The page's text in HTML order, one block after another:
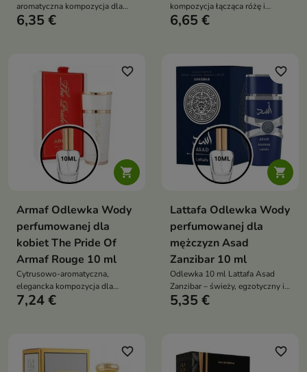
aromatyczna kompozycja dla
mężczyzn, łącząca mleczną
sandałowca i ambroksanu
6,35 €
kompozycja łącząca różę i
jaśmin z balsamiczną,
6,65 €

favorite_border
Armaf Odlewka Wody
perfumowanej dla
kobiet The Pride Of
Armaf Rouge 10 ml
Cytrusowo-aromatyczna,
elegancka kompozycja dla
kobiet, łącząca świeżość
7,24 €

favorite_border
Lattafa Odlewka Wody
perfumowanej dla
mężczyzn Asad
Zanzibar 10 ml
Odlewka 10 ml Lattafa Asad
Zanzibar – świeży, egzotyczny i
zmysłowy zapach dla mężczyzn
5,35 €
favorite_border favorite_border